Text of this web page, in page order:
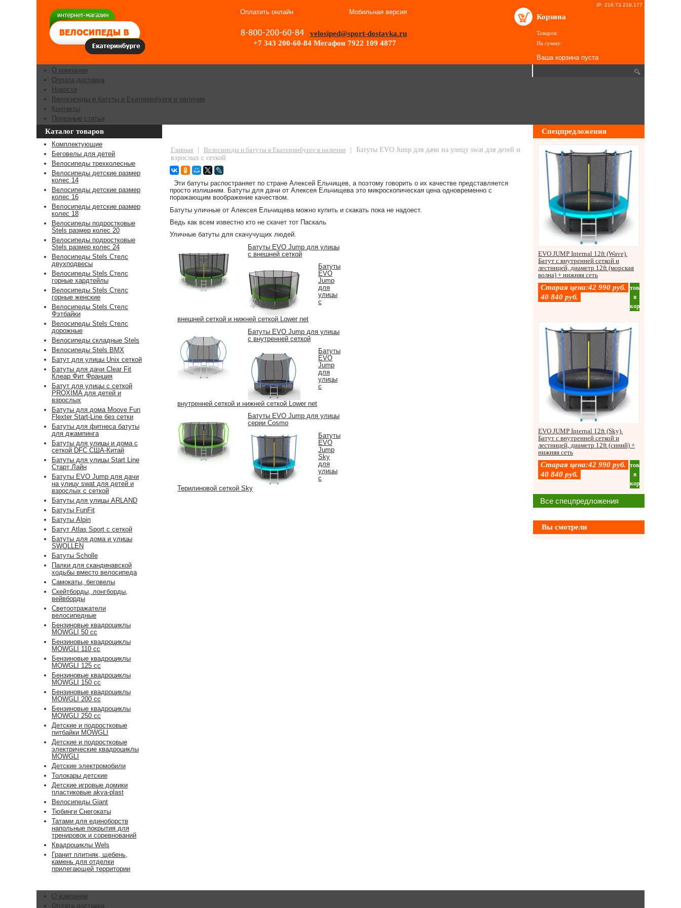
IP: 216.73.216.177
Корзина
Товаров:
На сумму:
Ваша корзина пуста
Оплатить онлайн Мобильная версия
velosiped@sport-dostavka.ru
+7 343 200-60-84 Мегафон 7922 109 4877
О компании
Оплата доставка
Новости
Велосипеды и батуты в Екатеринбурге в наличии
Контакты
Полезные статьи
Главная Велосипеды и батуты в Екатеринбурге в наличии
Батуты EVO Jump для дачи на улицу swat для детей и
взрослых с сеткой
Эти батуты распостраняет по стране Алексей Ельчищев, а поэтому говорить о их качестве представляется
просто излишним. Батуты для дачи от Алексея Ельчищева это микроскопическая цена одновременно с
поражающим воображение качеством.
Батуты уличные от Алексея Ельчищева можно купить и скакать пока не надоест.
Ведь как всем известно кто не скачет тот Паскаль
Уличные батуты для скачучущих людей.
Батуты EVO Jump для улицы
с внешней сеткой
Батуты
EVO
Jump
для
улицы
с
внешней сеткой и нижней сеткой Lower net
Батуты EVO Jump для улицы
с внутренней сеткой
Батуты
EVO
Jump
для
улицы
с
внутренней сеткой и нижней сеткой Lower net
Батуты EVO Jump для улицы
серии Cosmo
Батуты
EVO
Jump
Sky
для
улицы
с
Терилиновой сеткой Sky
Каталог товаров
Комплектующие
Беговелы для детей
Велосипеды трехколесные
Велосипеды детские размер
колес 14
Велосипеды детские размер
колес 16
Велосипеды детские размер
колес 18
Велосипеды подростковые
Stels размер колес 20
Велосипеды подростковые
Stels размер колес 24
Велосипеды Stels Стелс
двухподвесы
Велосипеды Stels Стелс
горные хардтейлы
Велосипеды Stels Стелс
горные женские
Велосипеды Stels Стелс
Фэтбайки
Велосипеды Stels Стелс
дорожные
Велосипеды складные Stels
Велосипеды Stels BMX
Батут для улицы Unix сеткой
Батуты для дачи Clear Fit
Клеар Фит Франция
Батут для улицы с сеткой
PROXIMA для детей и
взрослых
Батуты для дома Moove Fun
Flexter Start-Line без сетки
Батуты для фитнеса батуты
для джампинга
Батуты для улицы и дома с
сеткой DFC США-Китай
Батуты для улицы Start Line
Старт Лайн
Батуты EVO Jump для дачи
на улицу swat для детей и
взрослых с сеткой
Батуты для улицы ARLAND
Батуты FunFit
Батуты Alpin
Батут Atlas Sport с сеткой
Батуты для дома и улицы
SWOLLEN
Батуты Scholle
Палки для скандинавской
ходьбы вместо велосипеда
Самокаты, беговелы
Скейтборды, лонгборды,
вейвборды
Светоотражатели
велосипедные
Бензиновые квадроциклы
MOWGLI 50 cc
Бензиновые квадроциклы
MOWGLI 110 cc
Бензиновые квадроциклы
MOWGLI 125 cc
Бензиновые квадроциклы
MOWGLI 150 cc
Бензиновые квадроциклы
MOWGLI 200 cc
Бензиновые квадроциклы
MOWGLI 250 cc
Детские и подростковые
питбайки MOWGLI
Детские и подростковые
электрические квадроциклы
MOWGLI
Детские электромобили
Толокары детские
Детские игровые домики
пластиковые akva-plast
Велосипеды Giant
Тюбинги Снегокаты
Татами для единоборств
напольные покрытия для
тренировок и соревнований
Квадроциклы Wels
Гранит плитняк, щебень,
камень для отделки
прилегающей территории
Спецпредложения
EVO JUMP Internal 12ft (Wave).
Батут с внутренней сеткой и
лестницей, диаметр 12ft (морская
волна) + нижняя сеть
Старая цена:42 990 руб.
40 840 руб.
товар
в
корзину
EVO JUMP Internal 12ft (Sky).
Батут с внутренней сеткой и
лестницей, диаметр 12ft (синий) +
нижняя сеть
Старая цена:42 990 руб.
40 840 руб.
товар
в
корзину
Все спецпредложения
Вы смотрели
О компании
Оплата доставка